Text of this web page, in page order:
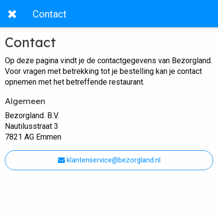
Contact
Contact
Op deze pagina vindt je de contactgegevens van Bezorgland.
Voor vragen met betrekking tot je bestelling kan je contact
opnemen met het betreffende restaurant.
Algemeen
Bezorgland. B.V.
Nautilusstraat 3
7821 AG Emmen
klantenservice@bezorgland.nl